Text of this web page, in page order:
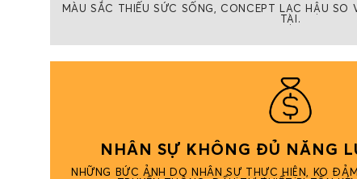
MÀU SẮC THIẾU SỨC SỐNG, CONCEPT LẠC HẬU SO
TẠI.
NHÂN SỰ KHÔNG ĐỦ NĂNG
NHỮNG BỨC ẢNH DO NHÂN SỰ THỰC HIỆN, KO